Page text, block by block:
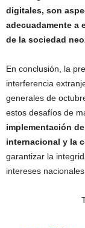
digitales, son
adecuadamente a
de la sociedad
En conclusión, la
interferencia
generales de
estos desafíos de
implementación
internacional y la
garantizar la
intereses